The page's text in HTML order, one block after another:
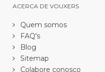
ACERCA DE VOUXERS
Quem somos
FAQ's
Blog
Sitemap
Colabore conosco